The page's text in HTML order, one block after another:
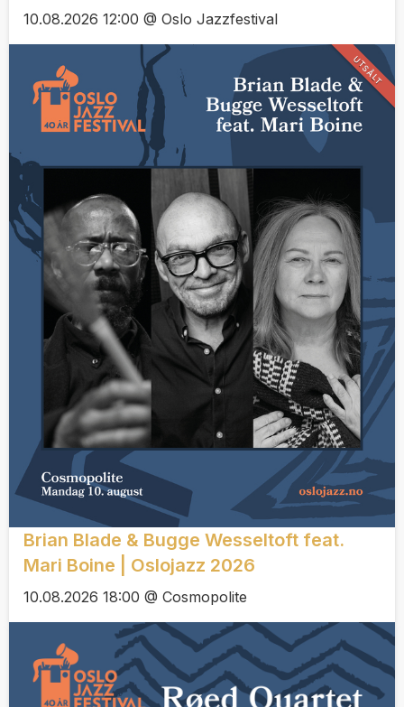
10.08.2026 12:00 @ Oslo Jazzfestival
Brian Blade & Bugge Wesseltoft feat.
Mari Boine | Oslojazz 2026
10.08.2026 18:00 @ Cosmopolite
UTSÅLT